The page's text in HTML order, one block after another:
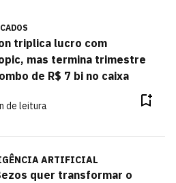
triplica lucro com
mas termina trimestre
de R$ 7 bi no caixa
de leitura
ARTIFICIAL
quer transformar o